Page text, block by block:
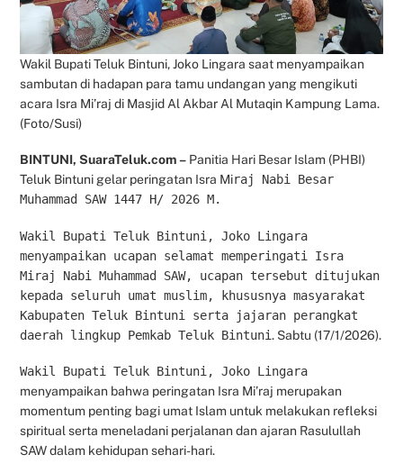
Wakil Bupati Teluk Bintuni, Joko Lingara saat menyampaikan
sambutan di hadapan para tamu undangan yang mengikuti
acara Isra Mi’raj di Masjid Al Akbar Al Mutaqin Kampung Lama.
(Foto/Susi)
BINTUNI, SuaraTeluk.com – Panitia Hari Besar Islam (PHBI)
Teluk Bintuni gelar peringatan Isra Miraj Nabi Besar
Muhammad SAW 1447 H/ 2026 M.
Wakil Bupati Teluk Bintuni, Joko Lingara
menyampaikan ucapan selamat memperingati Isra
Miraj Nabi Muhammad SAW, ucapan tersebut ditujukan
kepada seluruh umat muslim, khususnya masyarakat
Kabupaten Teluk Bintuni serta jajaran perangkat
daerah lingkup Pemkab Teluk Bintuni. Sabtu (17/1/2026).
Wakil Bupati Teluk Bintuni, Joko Lingara
menyampaikan bahwa peringatan Isra Mi’raj merupakan
momentum penting bagi umat Islam untuk melakukan refleksi
spiritual serta meneladani perjalanan dan ajaran Rasulullah
SAW dalam kehidupan sehari-hari.